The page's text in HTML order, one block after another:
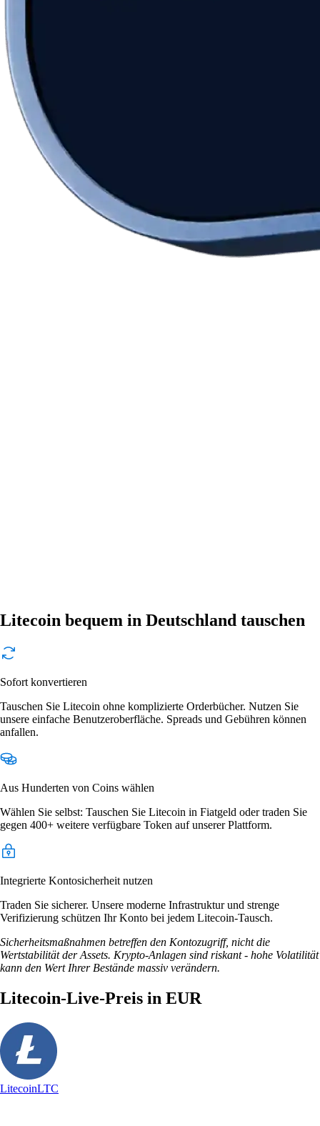
Litecoin bequem in Deutschland tauschen
Sofort konvertieren
Tauschen Sie Litecoin ohne komplizierte Orderbücher. Nutzen Sie
unsere einfache Benutzeroberfläche. Spreads und Gebühren können
anfallen.
Aus Hunderten von Coins wählen
Wählen Sie selbst: Tauschen Sie Litecoin in Fiatgeld oder traden Sie
gegen 400+ weitere verfügbare Token auf unserer Plattform.
Integrierte Kontosicherheit nutzen
Traden Sie sicherer. Unsere moderne Infrastruktur und strenge
Verifizierung schützen Ihr Konto bei jedem Litecoin-Tausch.
Sicherheitsmaßnahmen betreffen den Kontozugriff, nicht die
Wertstabilität der Assets. Krypto-Anlagen sind riskant - hohe Volatilität
kann den Wert Ihrer Bestände massiv verändern.
Litecoin-Live-Preis in EUR
LitecoinLTC